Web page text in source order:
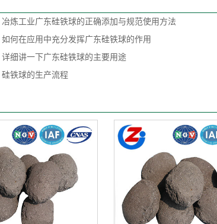
冶炼工业广东硅铁球的正确添加与规范使用方法
如何在应用中充分发挥广东硅铁球的作用
详细讲一下广东硅铁球的主要用途
硅铁球的生产流程